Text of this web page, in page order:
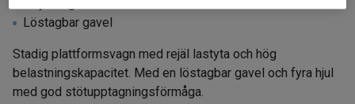
Löstagbar gavel
Stadig plattformsvagn med rejäl lastyta och hög
belastningskapacitet. Med en löstagbar gavel och fyra hjul
med god stötupptagningsförmåga.